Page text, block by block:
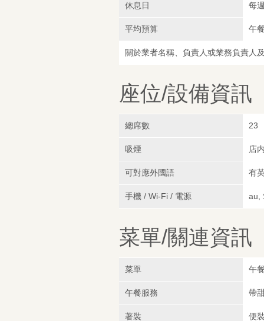
休息日 每
平均預算 午
關於業者名稱、負責人或業務負責人
座位/設備資訊
總席數 23
吸煙 店
可對應外國語 有
手機 / Wi-Fi / 電源 au,
菜單/關連資訊
菜單 午
午餐服務 帶
著裝 便